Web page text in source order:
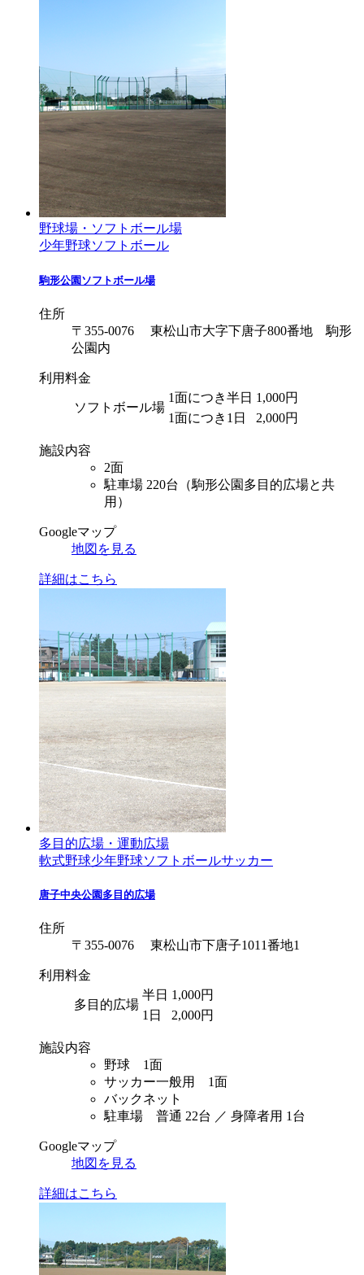
野球場・ソフトボール場
少年野球ソフトボール
駒形公園ソフトボール場
住所
〒355-0076 東松山市大字下唐子800番地 駒形
公園内
利用料金
ソフトボール場
1面につき半日 1,000円
1面につき1日
2,000円
施設内容
2面
駐車場 220台（駒形公園多目的広場と共
用）
Googleマップ
地図を見る
詳細はこちら
多目的広場・運動広場
軟式野球少年野球ソフトボールサッカー
唐子中央公園多目的広場
住所
〒355-0076 東松山市下唐子1011番地1
利用料金
多目的広場
半日 1,000円
1日
2,000円
施設内容
野球 1面
サッカー一般用 1面
バックネット
駐車場 普通 22台 ／ 身障者用 1台
Googleマップ
地図を見る
詳細はこちら